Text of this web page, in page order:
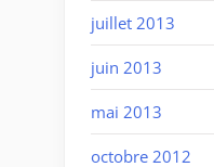
juillet 2013
juin 2013
mai 2013
octobre 2012